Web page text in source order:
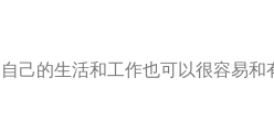
己的生活和工作也可以很容易和